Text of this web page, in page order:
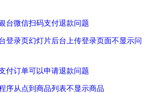
台微信扫码支付退款问题
登录页幻灯片后台上传登录页面不显示问
付订单可以申请退款问题
序从点到商品列表不显示商品